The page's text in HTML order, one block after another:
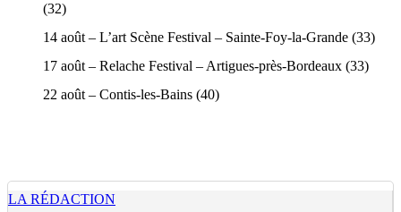
(32)
14 août – L’art Scène Festival – Sainte-Foy-la-Grande (33)
17 août – Relache Festival – Artigues-près-Bordeaux (33)
22 août – Contis-les-Bains (40)
LA RÉDACTION